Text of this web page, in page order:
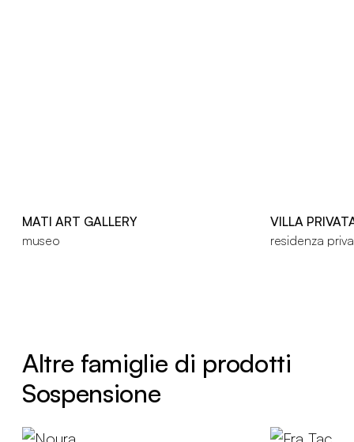
MATI ART GALLERY
museo
VILLA
residenza
Altre famiglie di prodotti
Sospensione